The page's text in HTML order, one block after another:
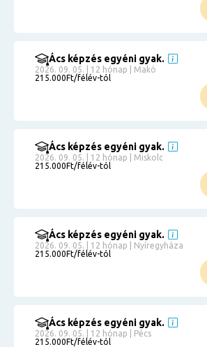
Ács képzés egyéni gyak.
2026. 09. 05. | 12 hónap | Makó
215.000Ft/félév-tól
Ács képzés egyéni gyak.
2026. 09. 05. | 12 hónap | Miskolc
215.000Ft/félév-tól
Ács képzés egyéni gyak.
2026. 09. 05. | 12 hónap | Nyíregyháza
215.000Ft/félév-tól
Ács képzés egyéni gyak.
2026. 09. 05. | 12 hónap | Pécs
215.000Ft/félév-tól